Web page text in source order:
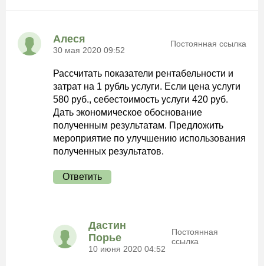
Алеся
30 мая 2020 09:52
Постоянная ссылка
Рассчитать показатели рентабельности и
затрат на 1 рубль услуги. Если цена услуги
580 руб., себестоимость услуги 420 руб.
Дать экономическое обоснование
полученным результатам. Предложить
мероприятие по улучшению использования
полученных результатов.
Ответить
Дастин
Порье
10 июня 2020 04:52
Постоянная
ссылка